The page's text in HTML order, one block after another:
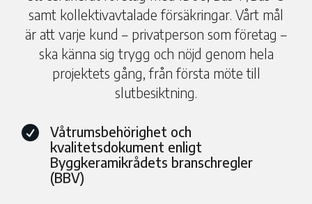
samt kollektivavtalade försäkringar. Vårt mål
är att varje kund – privatperson som företag –
ska känna sig trygg och nöjd genom hela
projektets gång, från första möte till
slutbesiktning.

Våtrumsbehörighet och
kvalitetsdokument enligt
Byggkeramikrådets branschregler
(BBV)